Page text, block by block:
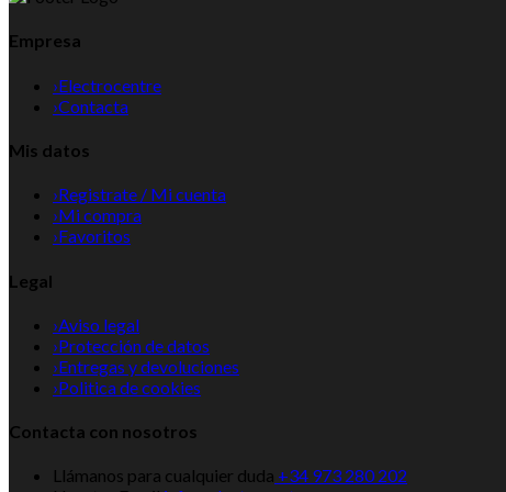
Empresa
›Electrocentre
›Contacta
Mis datos
›Registrate / Mi cuenta
›Mi compra
›Favoritos
Legal
›Aviso legal
›Protección de datos
›Entregas y devoluciones
›Politica de cookies
Contacta con nosotros
Llámanos para cualquier duda +34 973 280 202